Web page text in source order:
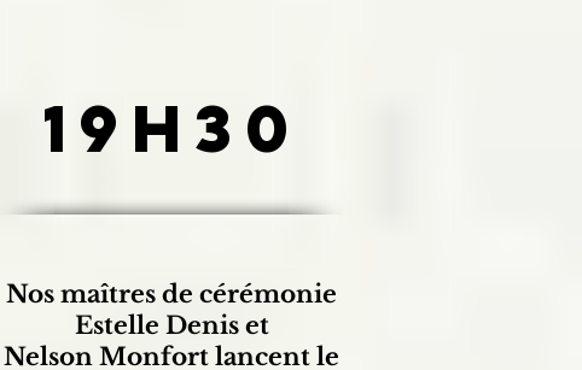
19h30
Nos maîtres de cérémonie
Estelle Denis et
Nelson Monfort lancent le